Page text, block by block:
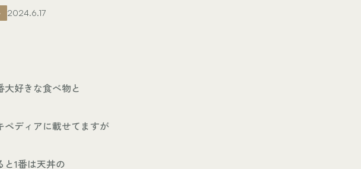
2024.6.17
大好きな食べ物と
ペディアに載せてますが
1番は天丼の